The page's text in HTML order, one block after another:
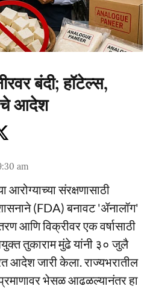
बंदी; हॉटेल्स,
चे आदेश
am
आरोग्याच्या संरक्षणासाठी
(FDA) बनावट 'ॲनालॉग'
आणि विक्रीवर एक वर्षासाठी
तुकाराम मुंढे यांनी ३० जुलै
आदेश जारी केला. राज्यभरातील
प्रमाणावर भेसळ आढळल्यानंतर हा